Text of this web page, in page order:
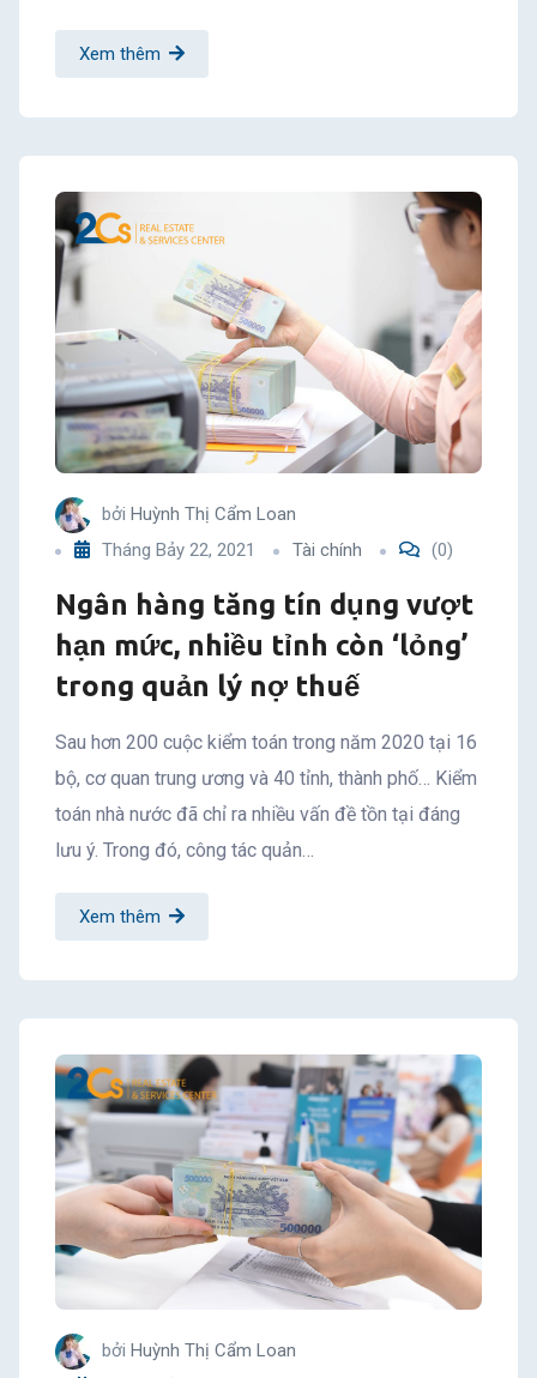
Xem thêm
bởi Huỳnh Thị Cẩm Loan
Tháng Bảy 22, 2021
Tài chính (0)
Ngân hàng tăng tín dụng vượt
hạn mức, nhiều tỉnh còn ‘lỏng’
trong quản lý nợ thuế
Sau hơn 200 cuộc kiểm toán trong năm 2020 tại 16
bộ, cơ quan trung ương và 40 tỉnh, thành phố… Kiểm
toán nhà nước đã chỉ ra nhiều vấn đề tồn tại đáng
lưu ý. Trong đó, công tác quản…
Xem thêm
bởi Huỳnh Thị Cẩm Loan